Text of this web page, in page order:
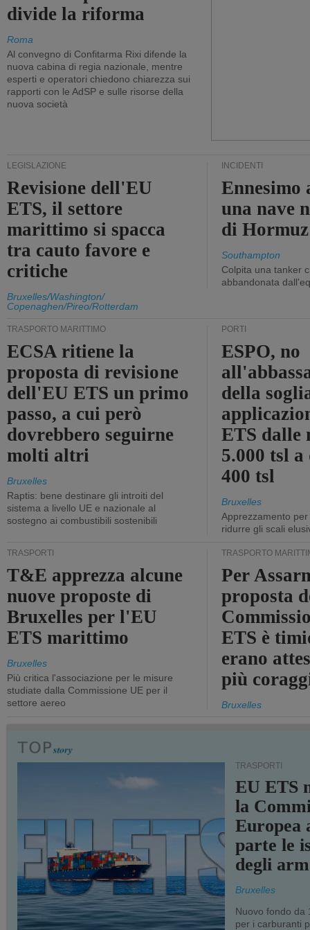
divide la riforma
Roma
Al convegno di Confitarma Rixi difende la
nuova cabina di regia nazionale, mentre
esperti e operatori chiedono chiarezza sui
rapporti con le AdSP e sulle risorse della
nuova società
LEGISLAZIONE
Revisione dell'EU
ETS, il settore
marittimo si spacca
tra cauto favore e
critiche
Bruxelles/Washington/
Copenaghen/Pireo/Rotterdam
INCIDENTI
Ennesimo
una nave
di Hormuz
Southampton
Colpita una tanker
abbandonata
TRASPORTO MARITTIMO
ECSA ritiene la
proposta di revisione
dell'EU ETS un primo
passo, a cui però
dovrebbero seguirne
molti altri
Bruxelles
Raptis: bene destinare gli introiti del
sistema a livello UE e nazionale al
sostegno ai combustibili sostenibili
PORTI
ESPO, no
della
ETS dalle
5.000 tsl
400 tsl
Bruxelles
Apprezzamento
ridurre gli scali
TRASPORTI
T&E apprezza alcune
nuove proposte di
Bruxelles per l'EU
ETS marittimo
Bruxelles
Più critica l'associazione per le misure
studiate dalla Commissione UE per il
settore aereo
TRASPORTO
Per
proposta
ETS è
erano
più
Bruxelles
TRASPORTI
EU ETS
la
Europea
parte le
degli
Bruxelles
Nuovo fondo da
per i carburanti